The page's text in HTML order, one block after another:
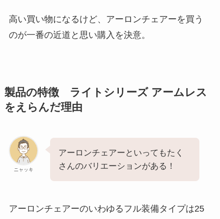
高い買い物になるけど、アーロンチェアーを買う
のが一番の近道と思い購入を決意。
製品の特徴 ライトシリーズ アームレス
をえらんだ理由
ニャッキ
アーロンチェアーといってもたく
さんのバリエーションがある！
アーロンチェアーのいわゆるフル装備タイプは25